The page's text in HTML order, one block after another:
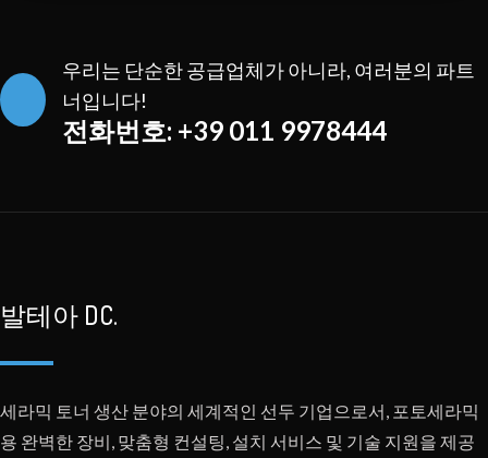
우리는 단순한 공급업체가 아니라, 여러분의 파트
너입니다!
전화번호: +39 011 9978444
발테아 DC.
세라믹 토너 생산 분야의 세계적인 선두 기업으로서, 포토세라믹
용 완벽한 장비, 맞춤형 컨설팅, 설치 서비스 및 기술 지원을 제공